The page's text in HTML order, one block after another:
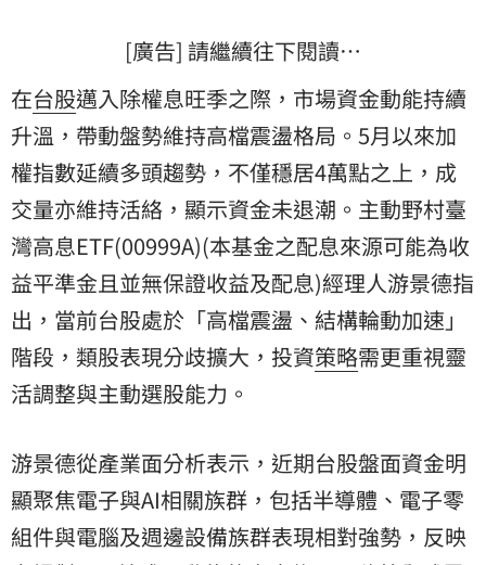
[廣告] 請繼續往下閱讀…
在台股邁入除權息旺季之際，市場資金動能持續
升溫，帶動盤勢維持高檔震盪格局。5月以來加
權指數延續多頭趨勢，不僅穩居4萬點之上，成
交量亦維持活絡，顯示資金未退潮。主動野村臺
灣高息ETF(00999A)(本基金之配息來源可能為收
益平準金且並無保證收益及配息)經理人游景德指
出，當前台股處於「高檔震盪、結構輪動加速」
階段，類股表現分歧擴大，投資策略需更重視靈
活調整與主動選股能力。
游景德從產業面分析表示，近期台股盤面資金明
顯聚焦電子與AI相關族群，包括半導體、電子零
組件與電腦及週邊設備族群表現相對強勢，反映